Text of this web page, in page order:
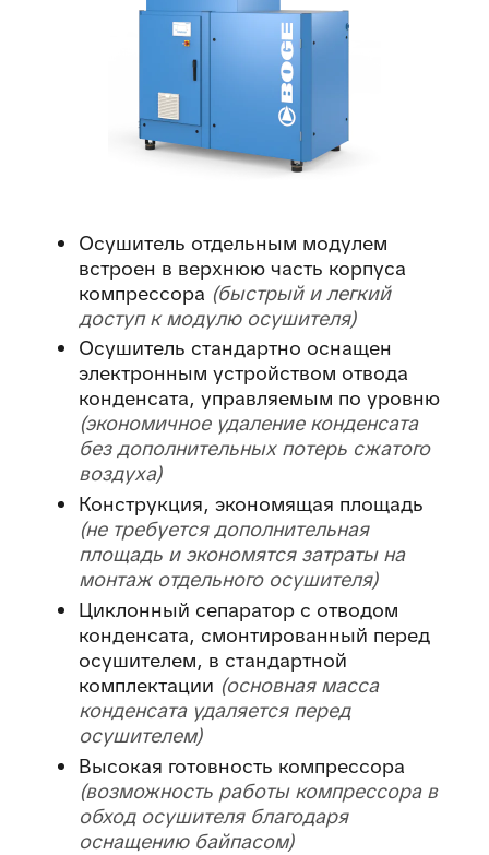
Осушитель отдельным модулем
встроен в верхнюю часть корпуса
компрессора быстрый и легкий
доступ к модулю осушителя
Осушитель стандартно оснащен
электронным устройством отвода
конденсата, управляемым по уровню
экономичное удаление конденсата
без дополнительных потерь сжатого
воздуха
Конструкция, экономящая площадь
не требуется дополнительная
площадь и экономятся затраты на
монтаж отдельного осушителя
Циклонный сепаратор с отводом
конденсата, смонтированный перед
осушителем, в стандартной
комплектации основная масса
конденсата удаляется перед
осушителем
Высокая готовность компрессора
возможность работы компрессора в
обход осушителя благодаря
оснащению байпасом